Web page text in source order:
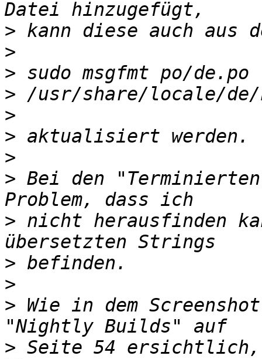
>
>
>
>
>
>
>
> Bei den
> nicht herausfinden
>
>
> Wie in dem
> Seite 54 ersichtlich,